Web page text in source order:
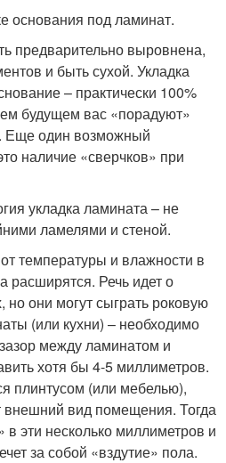
основания под ламинат.
предварительно выровнена,
и быть сухой. Укладка
– практически 100%
будущем вас «порадуют»
Еще один возможный
наличие «сверчков» при
укладка ламината – не
ламелями и стеной.
температуры и влажности в
расширятся. Речь идет о
но они могут сыграть роковую
(или кухни) – необходимо
между ламинатом и
хотя бы 4-5 миллиметров.
плинтусом (или мебелью),
внешний вид помещения. Тогда
эти несколько миллиметров и
за собой «вздутие» пола.